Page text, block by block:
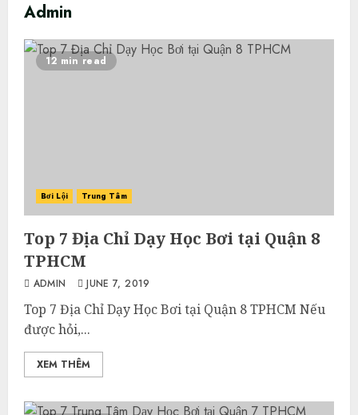
Admin
12 min read
Bơi Lội Trung Tâm
Top 7 Địa Chỉ Dạy Học Bơi tại Quận 8
TPHCM
ADMIN JUNE 7, 2019
Top 7 Địa Chỉ Dạy Học Bơi tại Quận 8 TPHCM Nếu
được hỏi,...
XEM THÊM